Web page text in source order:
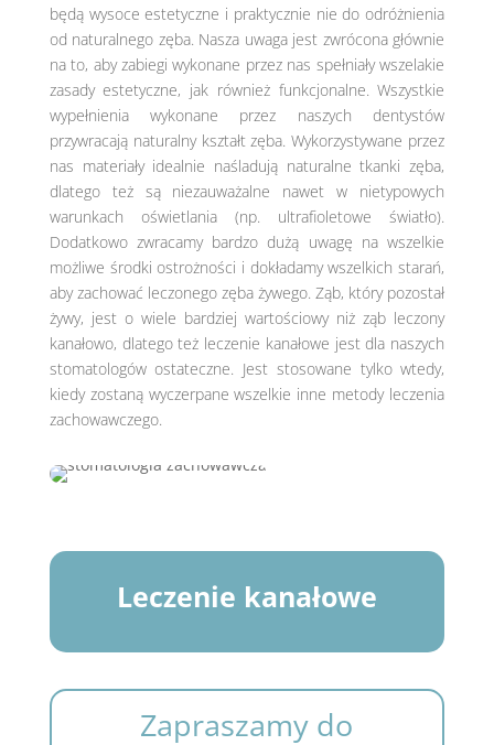
będą wysoce estetyczne i praktycznie nie do odróżnienia
od naturalnego zęba. Nasza uwaga jest zwrócona głównie
na to, aby zabiegi wykonane przez nas spełniały wszelakie
zasady estetyczne, jak również funkcjonalne. Wszystkie
wypełnienia wykonane przez naszych dentystów
przywracają naturalny kształt zęba. Wykorzystywane przez
nas materiały idealnie naśladują naturalne tkanki zęba,
dlatego też są niezauważalne nawet w nietypowych
warunkach oświetlania (np. ultrafioletowe światło).
Dodatkowo zwracamy bardzo dużą uwagę na wszelkie
możliwe środki ostrożności i dokładamy wszelkich starań,
aby zachować leczonego zęba żywego. Ząb, który pozostał
żywy, jest o wiele bardziej wartościowy niż ząb leczony
kanałowo, dlatego też leczenie kanałowe jest dla naszych
stomatologów ostateczne. Jest stosowane tylko wtedy,
kiedy zostaną wyczerpane wszelkie inne metody leczenia
zachowawczego.
Leczenie kanałowe
Zapraszamy do